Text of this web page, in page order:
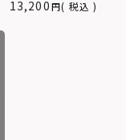
13,200 税込